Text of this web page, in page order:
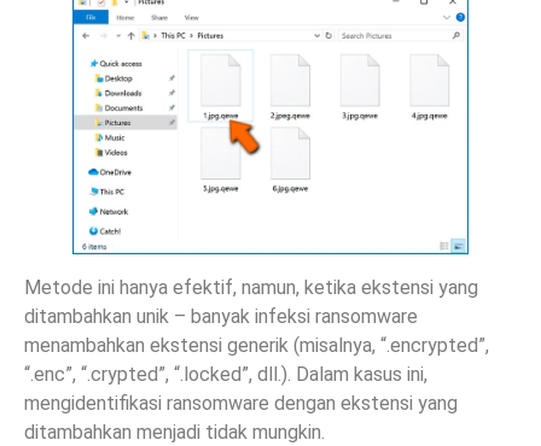
Metode ini hanya efektif, namun, ketika ekstensi yang
ditambahkan unik – banyak infeksi ransomware
menambahkan ekstensi generik (misalnya, “.encrypted”,
“.enc”, “.crypted”, “.locked”, dll.). Dalam kasus ini,
mengidentifikasi ransomware dengan ekstensi yang
ditambahkan menjadi tidak mungkin.